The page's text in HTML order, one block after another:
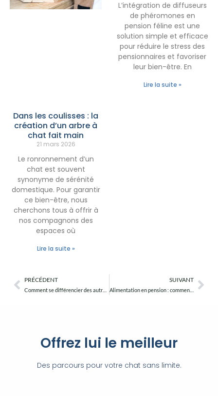
Dans les coulisses : la
création d’un arbre à
chat fait main
21 mars 2026
Le ronronnement d’un
chat est souvent
synonyme de sérénité
domestique. Pour garantir
ce bien-être, nous
cherchons tous à offrir à
nos compagnons des
espaces où
Lire la suite »
L’intégration de diffuseurs
de phéromones en
pension féline est une
solution simple et efficace
pour réduire le stress des
pensionnaires et favoriser
leur bien-être. En
Lire la suite »
Précédent
PRÉCÉDENT SUIVANT
Alimentation en pension : comment s’adapter aux besoins de chaque chat ?
Offrez lui le meilleur
Des parcours pour votre chat sans limite.